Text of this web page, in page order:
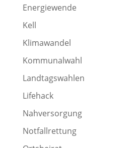
Energiewende
Kell
Klimawandel
Kommunalwahl
Landtagswahlen
Lifehack
Nahversorgung
Notfallrettung